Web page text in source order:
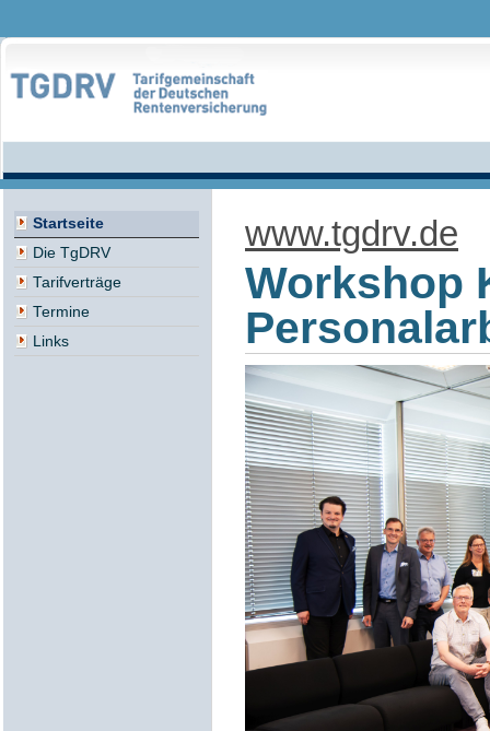
Startseite
Die TgDRV
Tarifverträge
Termine
Links
www.tgdrv.de
Workshop